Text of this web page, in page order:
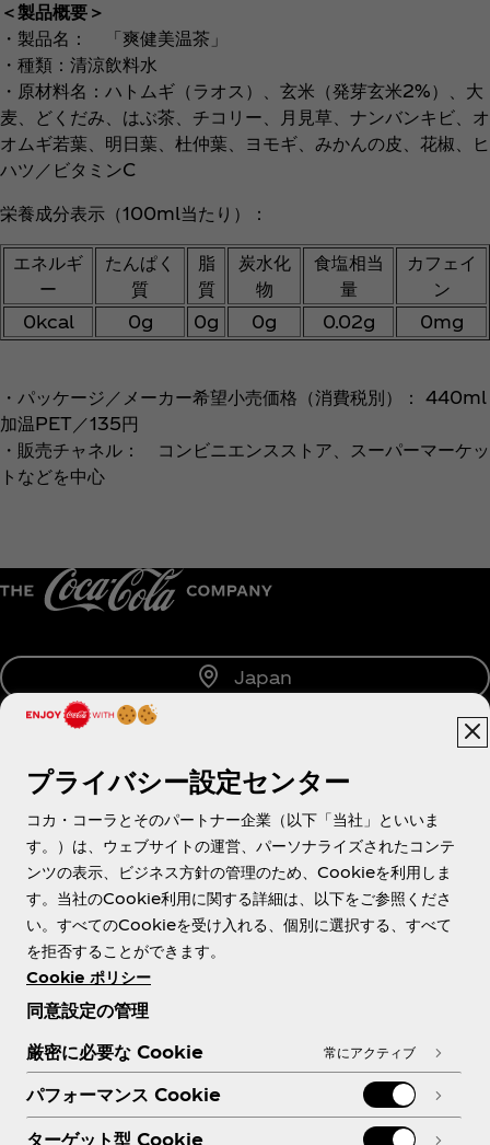
＜製品概要＞
・製品名： 「爽健美温茶」
・種類：清涼飲料水
・原材料名：ハトムギ（ラオス）、玄米（発芽玄米2%）、大
麦、どくだみ、はぶ茶、チコリー、月見草、ナンバンキビ、オ
オムギ若葉、明日葉、杜仲葉、ヨモギ、みかんの皮、花椒、ヒ
ハツ／ビタミンC
栄養成分表示（100ml当たり）：
エネルギ
ー
たんぱく
質
脂
質
炭水化
物
食塩相当
量
カフェイ
ン
0kcal
0g 0g 0g 0.02g 0mg
・パッケージ／メーカー希望小売価格（消費税別）： 440ml
加温PET／135円
・販売チャネル： コンビニエンスストア、スーパーマーケッ
トなどを中心
Japan
About us
Need help?
各種ポリシー
プライバシー設定センター
コカ・コーラとそのパートナー企業（以下「当社」といいま
す。）は、ウェブサイトの運営、パーソナライズされたコンテ
ンツの表示、ビジネス方針の管理のため、Cookieを利用しま
す。当社のCookie利用に関する詳細は、以下をご参照くださ
い。すべてのCookieを受け入れる、個別に選択する、すべて
を拒否することができます。
Cookie ポリシー
同意設定の管理
厳密に必要な Cookie
常にアクティブ
パフォーマンス Cookie
ターゲット型 Cookie